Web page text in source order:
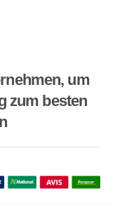
um
zum besten